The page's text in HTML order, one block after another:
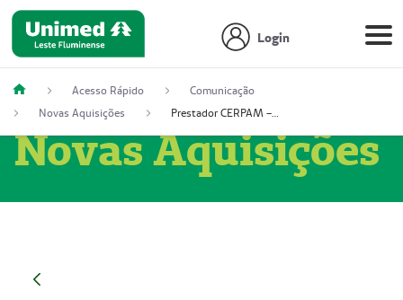
Login
Acesso Rápido
Comunicação
Novas Aquisições
Prestador CERPAM – Centro de Reabilitação S/S Ltda-ME (52004274-8)
Novas Aquisições